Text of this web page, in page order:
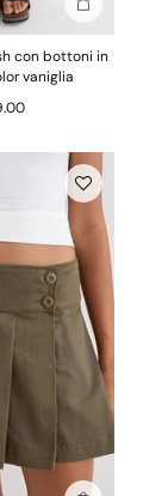
Aggiungi
con bottoni in
vaniglia